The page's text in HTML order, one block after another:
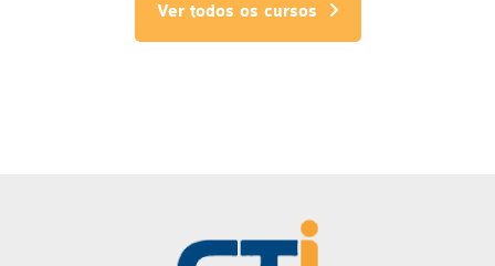
Ver todos os cursos